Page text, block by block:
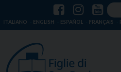
ITALIANO ENGLISH ESPAÑOL FRANÇAIS